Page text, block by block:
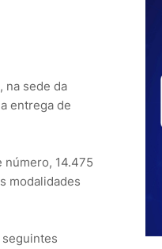
na sede da
entrega de
14.475
modalidades